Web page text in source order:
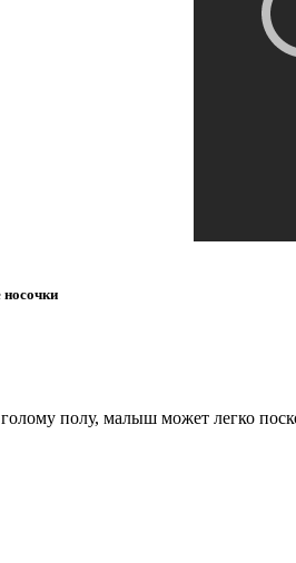
носочки
полу, малыш может легко